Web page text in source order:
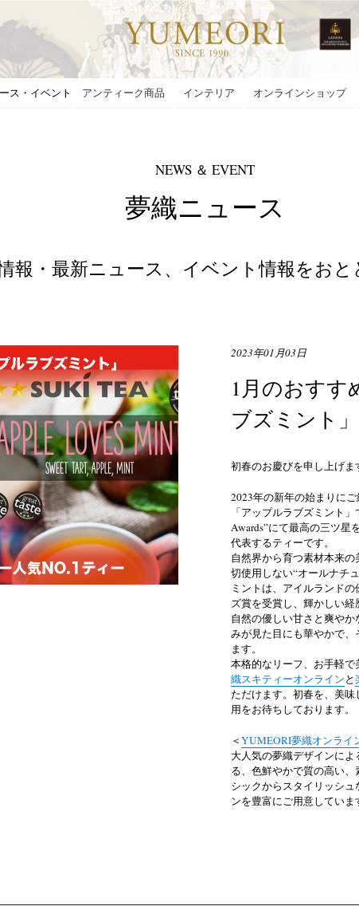
ス・イベント アンティーク商品 インテリア オンラインショップ
NEWS ＆ EVENT
夢織ニュース
報・最新ニュース、イベント情報をおと
2023年01月03日
1月のおすす
ブズミント」
初春のお慶びを申し上げま
2023年の新年の始まりに
「アップルラブズミント
Awards”にて最高の三ツ星
代表するティーです。
自然界から育つ素材本来
切使用しない“オールナチ
ミントは、アイルランド
ズ賞を受賞し、輝かしい経
自然の優しい甘さと爽や
みが見た目にも華やかで
ます。
本格的なリーフ、お手軽で
織スキティーオンラインと
ただけます。 初春を、美味
用をお待ちしております。
＜YUMEORI夢織オンライ
大人気の夢織デザインに
る、色鮮やかで質の高い
シックからスタイリッシ
ンを豊富にご用意していま